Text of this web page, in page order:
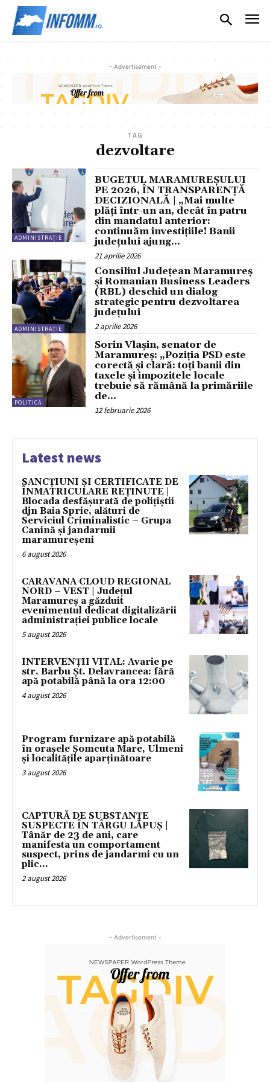
- Advertisement -
TAG
dezvoltare
ADMINISTRAȚIE
BUGETUL MARAMUREȘULUI
PE 2026, ÎN TRANSPARENȚĂ
DECIZIONALĂ | „Mai multe
plăți într-un an, decât în patru
din mandatul anterior:
continuăm investițiile! Banii
județului ajung...
21 aprilie 2026
ADMINISTRAȚIE
Consiliul Județean Maramureș
și Romanian Business Leaders
(RBL) deschid un dialog
strategic pentru dezvoltarea
județului
2 aprilie 2026
POLITICĂ
Sorin Vlașin, senator de
Maramureș: „Poziția PSD este
corectă și clară: toți banii din
taxele și impozitele locale
trebuie să rămână la primăriile
de...
12 februarie 2026
Latest news
SANCȚIUNI ȘI CERTIFICATE DE
ÎNMATRICULARE REȚINUTE |
Blocada desfășurată de polițiștii
djn Baia Sprie, alături de
Serviciul Criminalistic – Grupa
Canină și jandarmii
maramureșeni
6 august 2026
CARAVANA CLOUD REGIONAL
NORD – VEST | Județul
Maramureș a găzduit
evenimentul dedicat digitalizării
administrației publice locale
5 august 2026
INTERVENȚII VITAL: Avarie pe
str. Barbu Șt. Delavrancea: fără
apă potabilă până la ora 12:00
4 august 2026
Program furnizare apă potabilă
în orașele Șomcuta Mare, Ulmeni
și localitățile aparținătoare
3 august 2026
CAPTURĂ DE SUBSTANȚE
SUSPECTE ÎN TÂRGU LĂPUȘ |
Tânăr de 23 de ani, care
manifesta un comportament
suspect, prins de jandarmi cu un
plic...
2 august 2026
- Advertisement -